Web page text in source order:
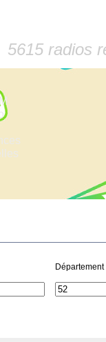
5615 radios
Département